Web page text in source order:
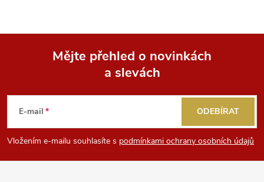
p
Mějte přehled o novinkách
a slevách
E-mail
Vložením e-mailu souhlasíte s podmínkami ochrany osobních údajů
ODEBÍRAT